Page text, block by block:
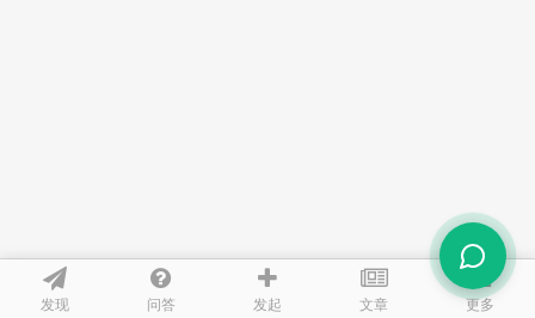
发现 问答 发起 文章 更多